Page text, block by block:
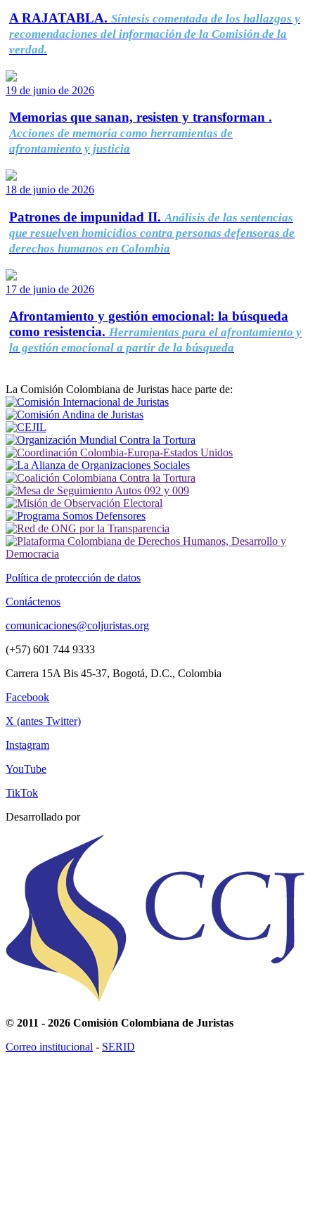
A RAJATABLA. Síntesis comentada de los hallazgos y
recomendaciones del información de la Comisión de la
verdad.
19 de junio de 2026
Memorias que sanan, resisten y transforman .
Acciones de memoria como herramientas de
afrontamiento y justicia
18 de junio de 2026
Patrones de impunidad II. Análisis de las sentencias
que resuelven homicidios contra personas defensoras de
derechos humanos en Colombia
17 de junio de 2026
Afrontamiento y gestión emocional: la búsqueda
como resistencia. Herramientas para el afrontamiento y
la gestión emocional a partir de la búsqueda
La Comisión Colombiana de Juristas hace parte de:
Política de protección de datos
Contáctenos
comunicaciones@coljuristas.org
(+57) 601 744 9333
Carrera 15A Bis 45-37, Bogotá, D.C., Colombia
Facebook
X (antes Twitter)
Instagram
YouTube
TikTok
Desarrollado por
© 2011 - 2026 Comisión Colombiana de Juristas
Correo institucional - SERID